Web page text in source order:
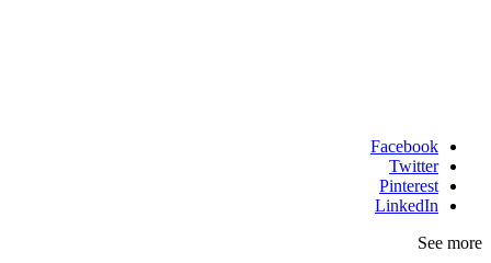
Facebook
Twitter
Pinterest
LinkedIn
See more